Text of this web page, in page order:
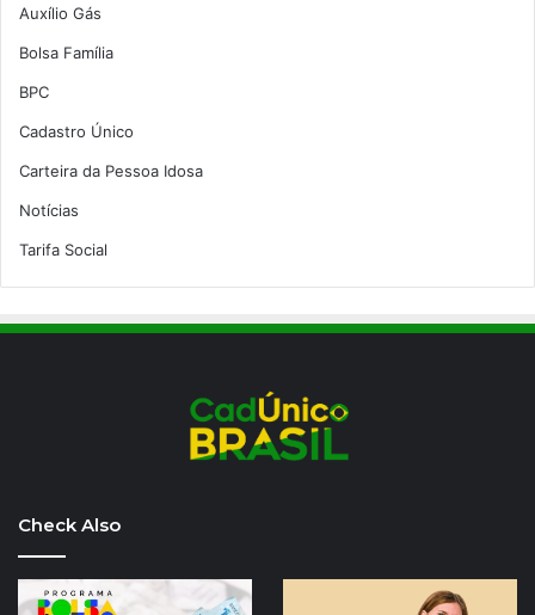
Auxílio Gás
Bolsa Família
BPC
Cadastro Único
Carteira da Pessoa Idosa
Notícias
Tarifa Social
Check Also